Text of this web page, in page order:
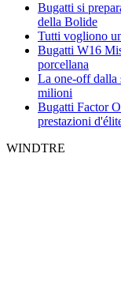
Bugatti si
della Bolide
Tutti vogliono
Bugatti W16
porcellana
La one-off dalla
milioni
Bugatti Factor
prestazioni
WINDTRE